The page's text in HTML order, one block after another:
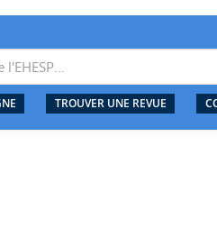
TROUVER UNE REVUE